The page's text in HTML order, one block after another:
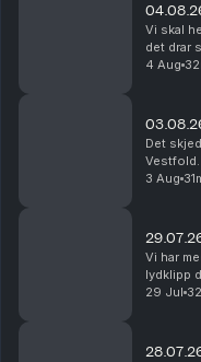
Vi skal
det drar
kjører
4 Aug
Det
og vi
3 Aug
Vi har
lydklipp
dukker
29 Jul